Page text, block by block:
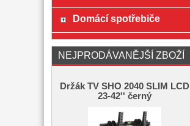
Domácí spotřebiče
NEJPRODÁVANĚJŠÍ ZBOŽÍ
Držák TV SHO 2040 SLIM LCD
23-42'' černý